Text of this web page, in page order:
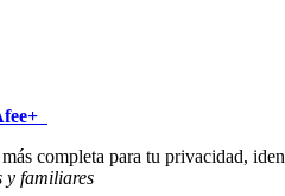
+
completa para tu privacidad,
y familiares